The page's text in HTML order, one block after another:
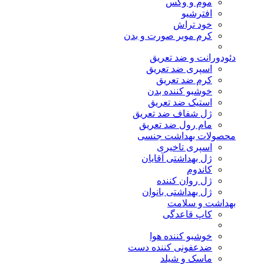
موم و وکس
افترشیو
خود تراش
کرم موبر صورت و بدن
دئودورانت و ضد تعریق
اسپری ضد تعریق
کرم ضد تعریق
خوشبو کننده بدن
استیک ضد تعریق
ژل شفاف ضد تعریق
مام رول ضد تعریق
محصولات بهداشت جنسی
اسپری تاخیری
ژل بهداشتی آقایان
کاندوم
ژل روان کننده
ژل بهداشتی بانوان
بهداشت و سلامت
کاپ قاعدگی
خوشبو کننده هوا
ضدعفونی کننده دست
ماسک و شیلد